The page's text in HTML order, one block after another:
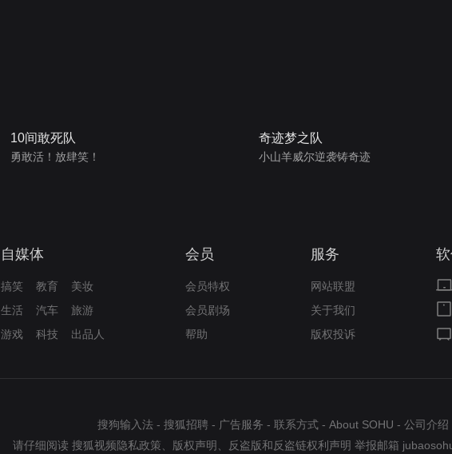
10间敢死队
勇敢活！放肆笑！
奇迹梦之队
小山羊威尔逆袭铸奇迹
自媒体
搞笑 教育
美妆
生活
汽车
旅游
游戏
科技 出品人
会员
会员特权
会员剧场
帮助
服务
网站联盟
关于我们
版权投诉
搜狗输入法 - 搜狐招聘 - 广告服务 - 联系方式 - About SOHU - 公司介绍
请仔细阅读 搜狐视频隐私政策、 版权声明 、 反盗版和反盗链权利声明 举报邮箱